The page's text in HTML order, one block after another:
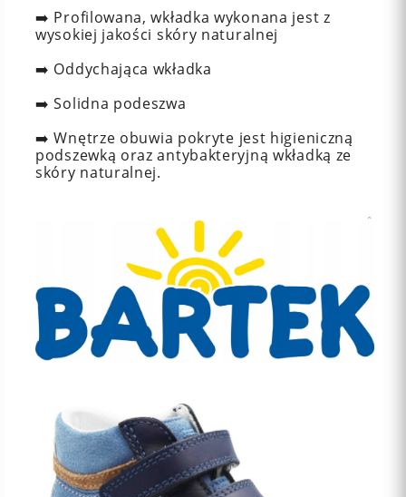
➡️ Profilowana, wkładka wykonana jest z
wysokiej jakości skóry naturalnej
➡️ Oddychająca wkładka
➡️ Solidna podeszwa
➡️Wnętrze obuwia pokryte jest higieniczną
podszewką oraz antybakteryjną wkładką ze
skóry naturalnej.